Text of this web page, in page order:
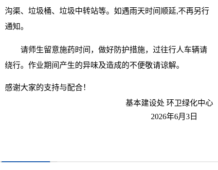
沟渠、垃圾桶、垃圾中转站等。如遇雨天时间顺延,不再另行
通知。
请师生留意施药时间，做好防护措施，过往行人车辆请
绕行。作业期间产生的异味及造成的不便敬请谅解。
感谢大家的支持与配合！
基本建设处 环卫绿化中心
2026年6月3日